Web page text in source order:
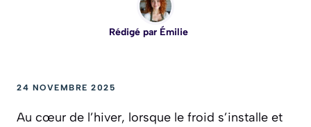
Rédigé par Émilie
24 NOVEMBRE 2025
Au cœur de l’hiver, lorsque le froid s’installe et